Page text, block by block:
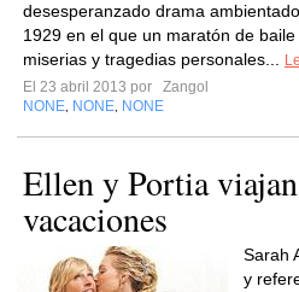
desesperanzado drama
1929 en el que un maratón de
miserias y tragedias personales...
El 23 abril 2013 por
Zangol
NONE NONE NONE
Ellen y Portia
vacaciones
Sarah
y